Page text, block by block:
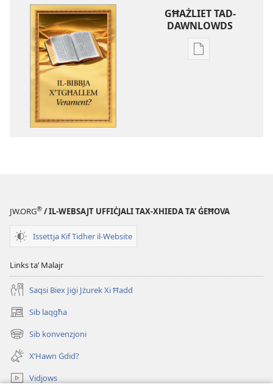
GĦAŻLIET TAD-
DAWNLOWDS
Għażliet
JW.ORG® / IL-WEBSAJT UFFIĊJALI TAX-XHIEDA TA' ĠEĦOVA
Issettja Kif Tidher il-Website
Links taʼ Malajr
Saqsi Biex Jiġi Jżurek Xi Ħadd
Sib laqgħa
(opens
new
window)
Sib konvenzjoni
(opens
new
window)
X’Hawn Ġdid?
Vidjows